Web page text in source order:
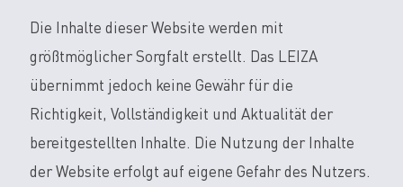
Die Inhalte dieser Website werden mit
größtmöglicher Sorgfalt erstellt. Das LEIZA
übernimmt jedoch keine Gewähr für die
Richtigkeit, Vollständigkeit und Aktualität der
bereitgestellten Inhalte. Die Nutzung der Inhalte
der Website erfolgt auf eigene Gefahr des Nutzers.